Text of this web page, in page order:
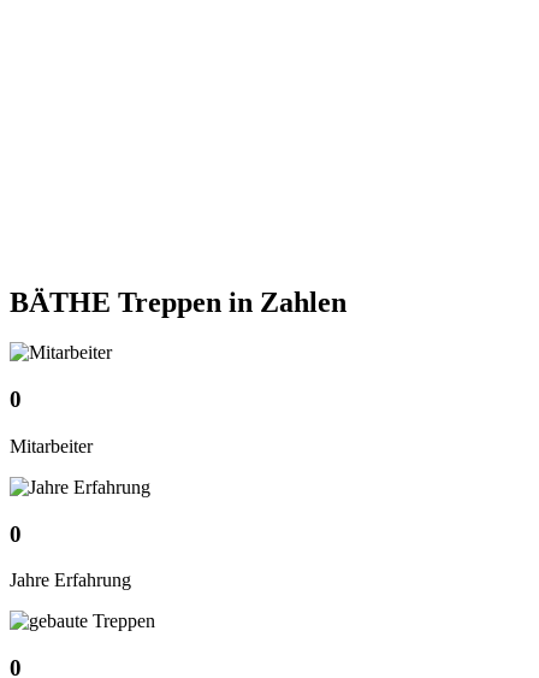
BÄTHE Treppen in Zahlen
0
Mitarbeiter
0
Jahre Erfahrung
0